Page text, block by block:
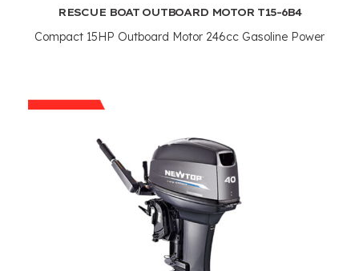
RESCUE BOAT OUTBOARD MOTOR T15-6B4
Compact 15HP Outboard Motor 246cc Gasoline Power